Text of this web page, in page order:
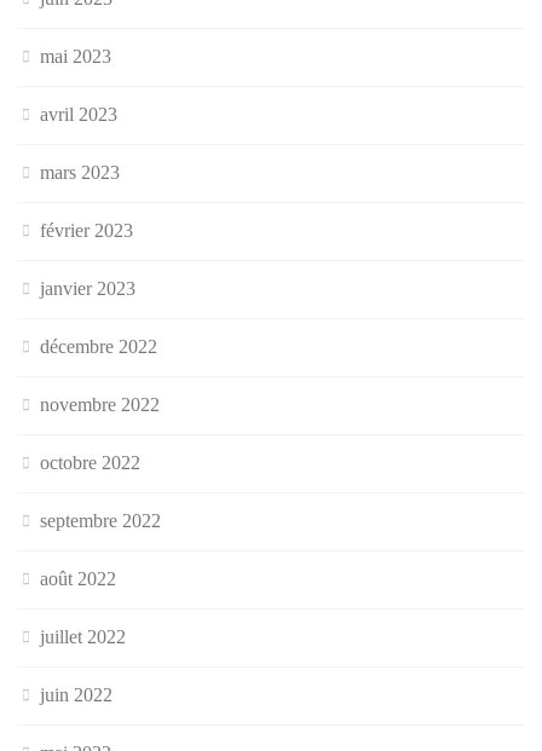
mai 2023
avril 2023
mars 2023
février 2023
janvier 2023
décembre 2022
novembre 2022
octobre 2022
septembre 2022
août 2022
juillet 2022
juin 2022